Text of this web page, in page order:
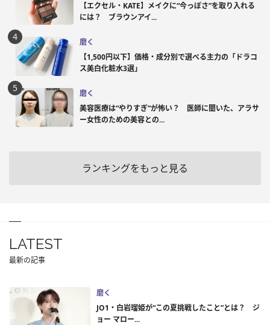
【エクセル・KATE】メイクに“今っぽさ”を取り入れる
には？ ブラウンアイ...
磨く
【1,500円以下】価格・成分別で選べる主力の「ドラコ
ス美白化粧水3選」
磨く
美容医療は“やりすぎ”が怖い？ 医師に聞いた、アラサ
ー女性のための美容との...
ランキングをもっと見る
LATEST
最新の記事
磨く
JO1・白岩瑠姫が“この夏挑戦したこと”とは？ ジ
ョー マロー...